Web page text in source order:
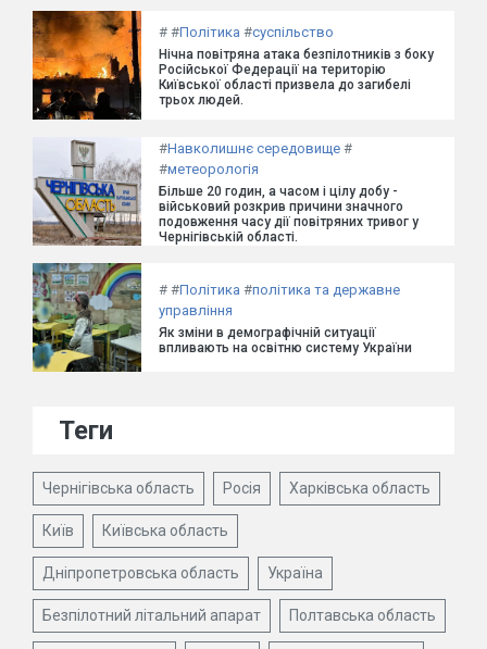
# #Політика #суспільство
Нічна повітряна атака безпілотників з боку
Російської Федерації на територію
Київської області призвела до загибелі
трьох людей.
#Навколишнє середовище #
#метеорологія
Більше 20 годин, а часом і цілу добу -
військовий розкрив причини значного
подовження часу дії повітряних тривог у
Чернігівській області.
# #Політика #політика та державне
управління
Як зміни в демографічній ситуації
впливають на освітню систему України
Теги
Чернігівська область Росія Харківська область
Київ Київська область
Дніпропетровська область Україна
Безпілотний літальний апарат Полтавська область